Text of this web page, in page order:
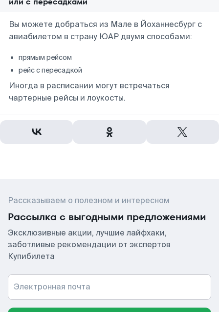
Вы можете добраться из Мале в Йоханнесбург с
авиабилетом в страну ЮАР двумя способами:
прямым рейсом
рейс с пересадкой
Иногда в расписании могут встречаться
чартерные рейсы и лоукосты.
Рассказываем о полезном и интересном
Рассылка с выгодными предложениями
Эксклюзивные акции, лучшие лайфхаки,
заботливые рекомендации от экспертов
Купибилета
Электронная почта